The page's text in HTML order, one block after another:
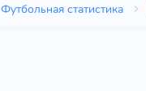
Футбольная статистика